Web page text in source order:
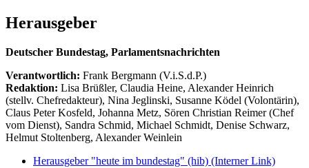
Herausgeber
Deutscher Bundestag, Parlamentsnachrichten
Verantwortlich: Frank Bergmann (V.i.S.d.P.)
Redaktion: Lisa Brüßler, Claudia Heine, Alexander Heinrich
(stellv. Chefredakteur), Nina Jeglinski, Susanne Ködel (Volontärin),
Claus Peter Kosfeld, Johanna Metz, Sören Christian Reimer (Chef
vom Dienst), Sandra Schmid, Michael Schmidt, Denise Schwarz,
Helmut Stoltenberg, Alexander Weinlein
Herausgeber "heute im bundestag" (hib) (Interner Link)